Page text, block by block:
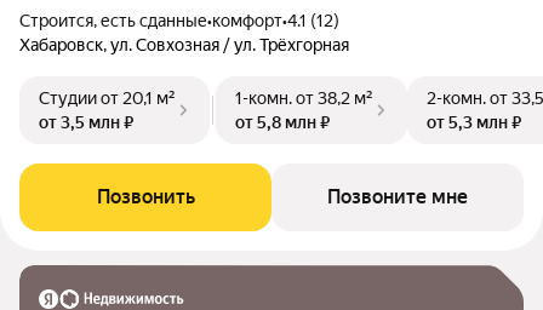
Строится, есть сданные•комфорт•4.1 (12)
Хабаровск, ул. Совхозная / ул. Трёхгорная
Студииот 20,1 м²
от 3,5 млн ₽
1-комн.от 38,2 м²
от 5,8 млн ₽
2-комн.от
от 5,3 млн ₽
Позвонить Позвоните мне